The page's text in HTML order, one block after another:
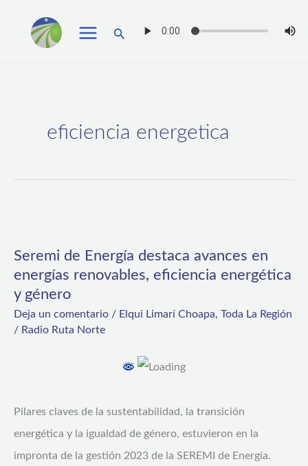
Buscar
eficiencia energetica
Seremi de Energía destaca avances en
energías renovables, eficiencia energética
y género
Deja un comentario / Elqui Limarí Choapa, Toda La Región
/ Radio Ruta Norte
Pilares claves de la sustentabilidad, la transición
energética y la igualdad de género, estuvieron en la
impronta de la gestión 2023 de la SEREMI de Energía.
Energía
destaca
en
energética
y
género